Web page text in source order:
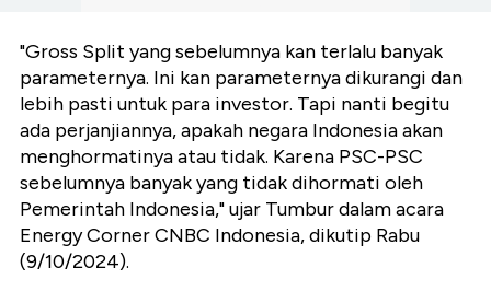
"Gross Split yang sebelumnya kan terlalu banyak
parameternya. Ini kan parameternya dikurangi dan
lebih pasti untuk para investor. Tapi nanti begitu
ada perjanjiannya, apakah negara Indonesia akan
menghormatinya atau tidak. Karena PSC-PSC
sebelumnya banyak yang tidak dihormati oleh
Pemerintah Indonesia," ujar Tumbur dalam acara
Energy Corner CNBC Indonesia, dikutip Rabu
(9/10/2024).